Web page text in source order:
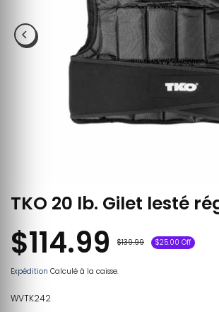
TKO 20 lb. Gilet lesté
$114.99 $139.99 $25.00 Off
Expédition Calculé à la caisse.
WVTK242